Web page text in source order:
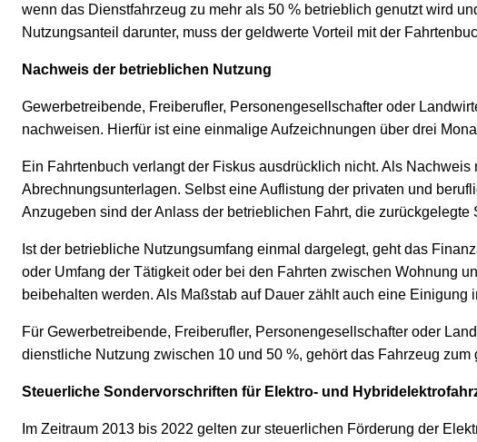
wenn das Dienstfahrzeug zu mehr als 50 % betrieblich genutzt wird
Nutzungsanteil darunter, muss der geldwerte Vorteil mit der
Nachweis der betrieblichen Nutzung
Gewerbetreibende, Freiberufler, Personengesellschafter oder
nachweisen. Hierfür ist eine einmalige Aufzeichnungen über drei
Ein Fahrtenbuch verlangt der Fiskus ausdrücklich nicht. Als
Abrechnungsunterlagen. Selbst eine Auflistung der privaten und
Anzugeben sind der Anlass der betrieblichen Fahrt, die
Ist der betriebliche Nutzungsumfang einmal dargelegt, geht das
oder Umfang der Tätigkeit oder bei den Fahrten zwischen Wohnung
beibehalten werden. Als Maßstab auf Dauer zählt auch eine Einigung
Für Gewerbetreibende, Freiberufler, Personengesellschafter oder
dienstliche Nutzung zwischen 10 und 50 %, gehört das Fahrzeug
Steuerliche Sondervorschriften für Elektro- und
Im Zeitraum 2013 bis 2022 gelten zur steuerlichen Förderung der